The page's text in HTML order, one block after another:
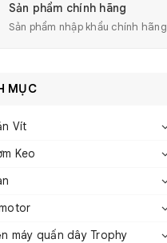
Sản phẩm chính hãng
Sản phẩm nhập khẩu chính hãng
MỤC
Vít
Keo
máy quấn dây Trophy